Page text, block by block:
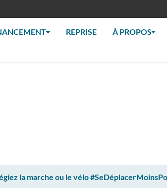
REPRISE À PROPOS
la marche ou le vélo